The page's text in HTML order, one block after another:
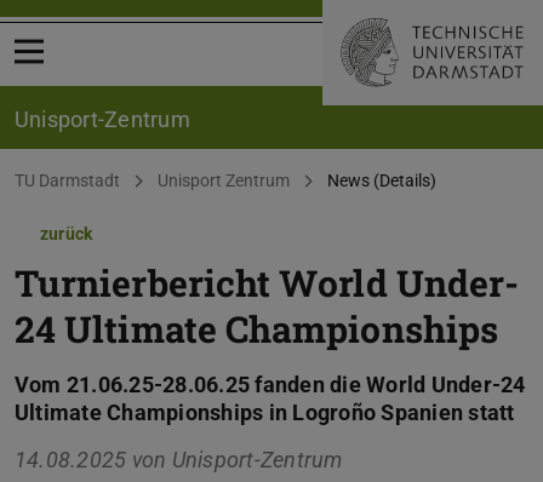
Menü öffnen
Unisport-Zentrum
Sie befinden sich hier:
TU Darmstadt Unisport Zentrum News (Details)
zurück
Turnierbericht World Under-
24 Ultimate Championships
Vom 21.06.25-28.06.25 fanden die World Under-24
Ultimate Championships in Logroño Spanien statt
14.08.2025 von Unisport-Zentrum